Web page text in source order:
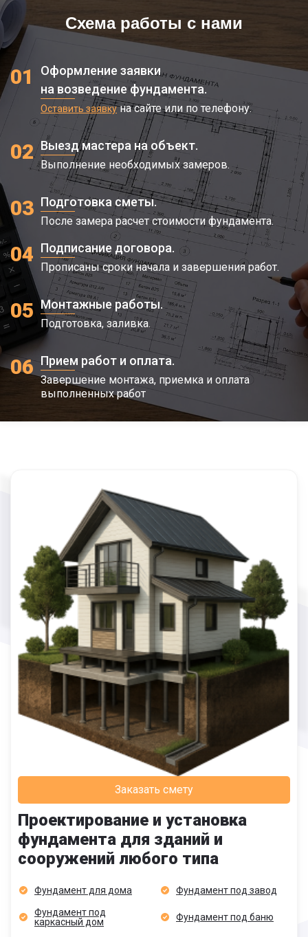
Схема работы с нами
01
Оформление заявки
на возведение фундамента.
Оставить заявкуна сайте или по телефону.
02 Выезд мастера на объект.
Выполнение необходимых замеров.
03 Подготовка сметы.
После замера расчет стоимости фундамента.
04 Подписание договора.
Прописаны сроки начала и завершения работ.
05 Монтажные работы.
Подготовка, заливка.
06 Прием работ и оплата.
Завершение монтажа, приемка и оплата
выполненных работ
Заказать смету
Проектирование и установка
фундамента для зданий и
сооружений любого типа
Фундамент для дома
Фундамент под завод
Фундамент под
каркасный дом
Фундамент под баню